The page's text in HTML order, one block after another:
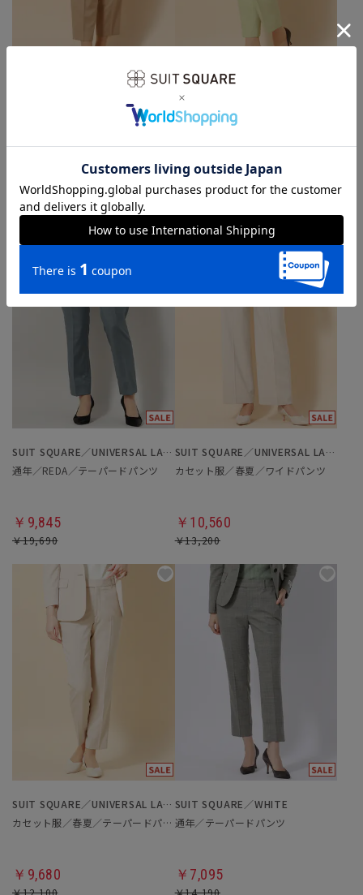
￥6,490
春夏／テーパードパンツ
￥3,245
￥6,490
SUIT SQUARE／UNIVERSAL LANGUAGE／WHITE
通年／REDA／テーパードパンツ
￥9,845
￥19,690
SUIT SQUARE／UNIVERSAL LANGUAGE／WHITE
カセット服／春夏／ワイドパンツ
￥10,560
￥13,200
SUIT SQUARE／UNIVERSAL LANGUAGE／WHITE
カセット服／春夏／テーパードパンツ
￥9,680
SUIT SQUARE／WHITE
通年／テーパードパンツ
￥7,095